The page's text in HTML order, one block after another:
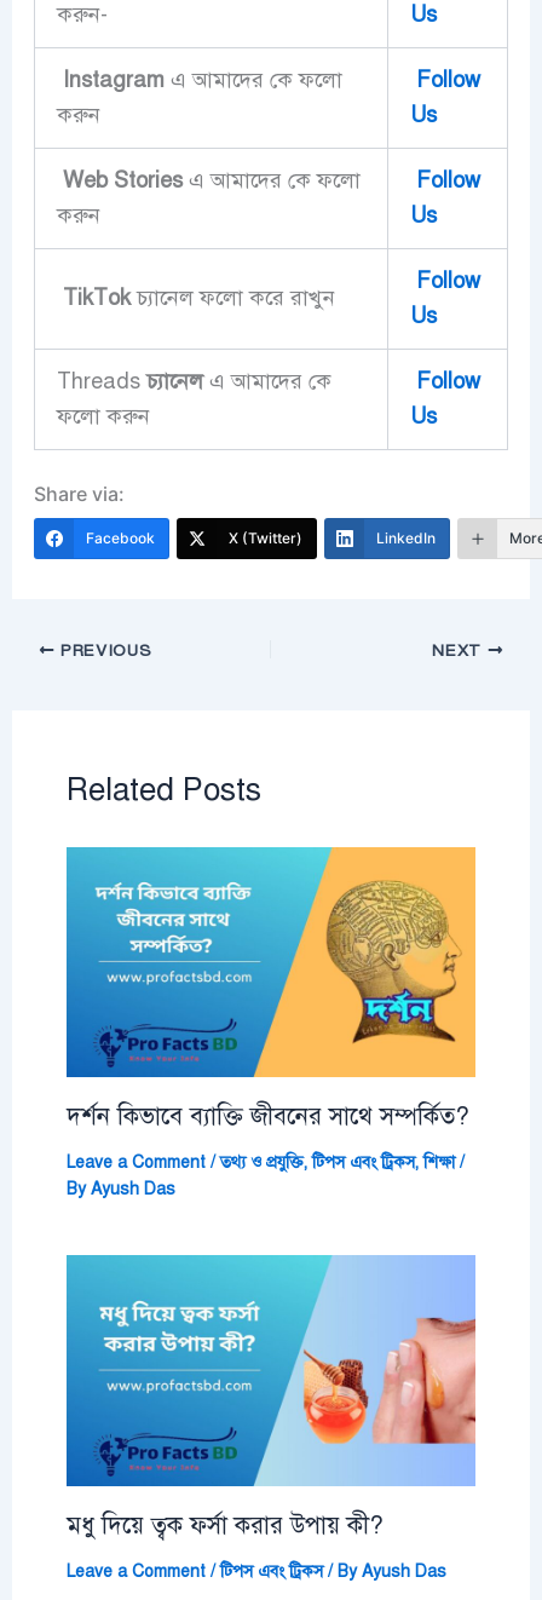
করুন-
Us
Instagram এ আমাদের কে ফলো
করুন
Follow
Us
Web Storiesএ আমাদের কে ফলো
করুন
Follow
Us
TikTokচ্যানেল ফলো করে রাখুন
Follow
Us
Threadsচ্যানেলএ আমাদের কে
ফলো করুন
Follow
Us
Share via:
Facebook X (Twitter) LinkedIn
PREVIOUS NEXT
Related Posts
দর্শন কিভাবে ব্যাক্তি জীবনের সাথে সম্পর্কিত?
Leave a Comment /তথ্য ও প্রযুক্তি,টিপস এবং ট্রিকস,শিক্ষা/
ByAyush Das
মধু দিয়ে ত্বক ফর্সা করার উপায় কী?
Leave a Comment /টিপস এবং ট্রিকস/ ByAyush Das